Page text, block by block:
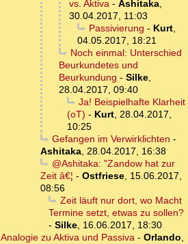
vs. Aktiva - Ashitaka,
30.04.2017, 11:03
Passivierung - Kurt,
04.05.2017, 18:21
Noch einmal: Unterschied
Beurkundetes und
Beurkundung - Silke,
28.04.2017, 09:40
Ja! Beispielhafte Klarheit
(oT) - Kurt, 28.04.2017,
10:25
Gefangen im Verwirklichten -
Ashitaka, 28.04.2017, 16:38
@Ashitaka: "Zandow hat zur
Zeit â€¦ - Ostfriese, 15.06.2017,
08:56
Zeit läuft nur dort, wo Macht
Termine setzt, etwas zu sollen?
- Silke, 16.06.2017, 18:30
Analogie zu Aktiva und Passiva- Orlando,